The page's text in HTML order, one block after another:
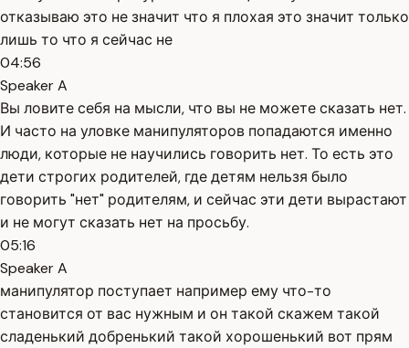
отказываю это не значит что я плохая это значит только
лишь то что я сейчас не
04:56
Speaker A
Вы ловите себя на мысли, что вы не можете сказать нет.
И часто на уловке манипуляторов попадаются именно
люди, которые не научились говорить нет. То есть это
дети строгих родителей, где детям нельзя было
говорить "нет" родителям, и сейчас эти дети вырастают
и не могут сказать нет на просьбу.
05:16
Speaker A
манипулятор поступает например ему что-то
становится от вас нужным и он такой скажем такой
сладенький добренький такой хорошенький вот прям